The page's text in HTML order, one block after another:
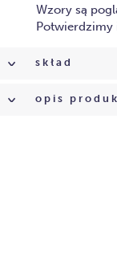
Wzory są
Potwierdzimy
skład
opis